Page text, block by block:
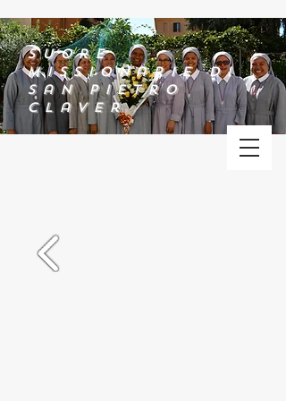
Suore
Missionarie di
San Pietro
Claver